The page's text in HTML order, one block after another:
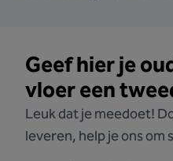
Geef hier je
vloer een
Leuk dat je meedoet!
leveren, help je ons om